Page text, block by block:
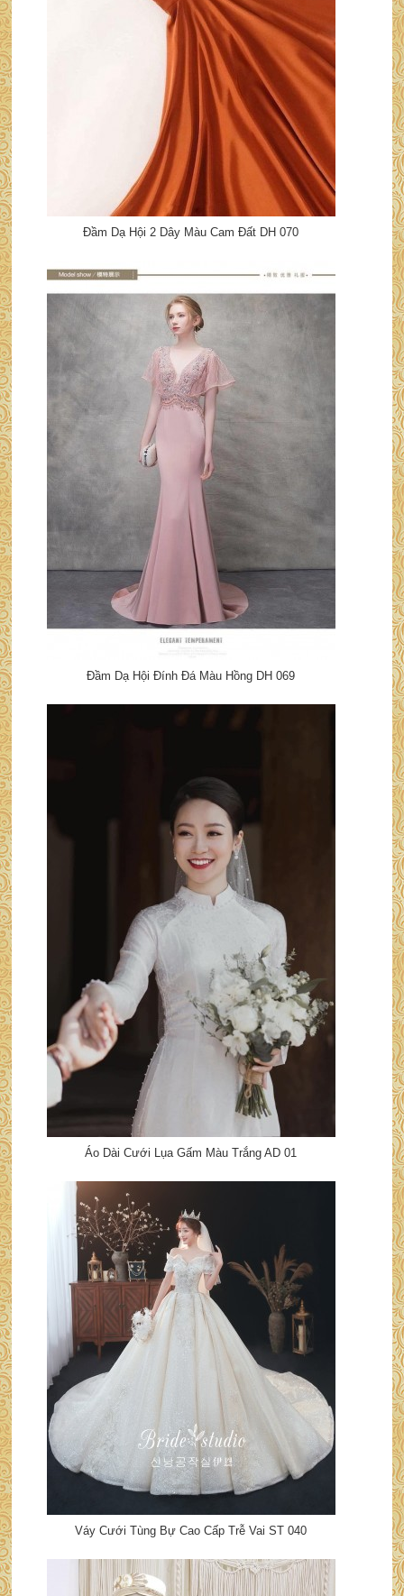
Đầm Dạ Hội 2 Dây Màu Cam Đất DH 070
Đầm Dạ Hội Đính Đá Màu Hồng DH 069
Áo Dài Cưới Lụa Gấm Màu Trắng AD 01
Váy Cưới Tùng Bự Cao Cấp Trễ Vai ST 040